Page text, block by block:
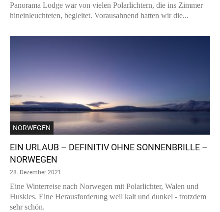
Panorama Lodge war von vielen Polarlichtern, die ins Zimmer
hineinleuchteten, begleitet. Vorausahnend hatten wir die...
NORWEGEN
EIN URLAUB – DEFINITIV OHNE SONNENBRILLE –
NORWEGEN
28. Dezember 2021
Eine Winterreise nach Norwegen mit Polarlichter, Walen und
Huskies. Eine Herausforderung weil kalt und dunkel - trotzdem
sehr schön.